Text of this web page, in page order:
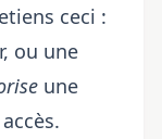
ceci :
ou une
une